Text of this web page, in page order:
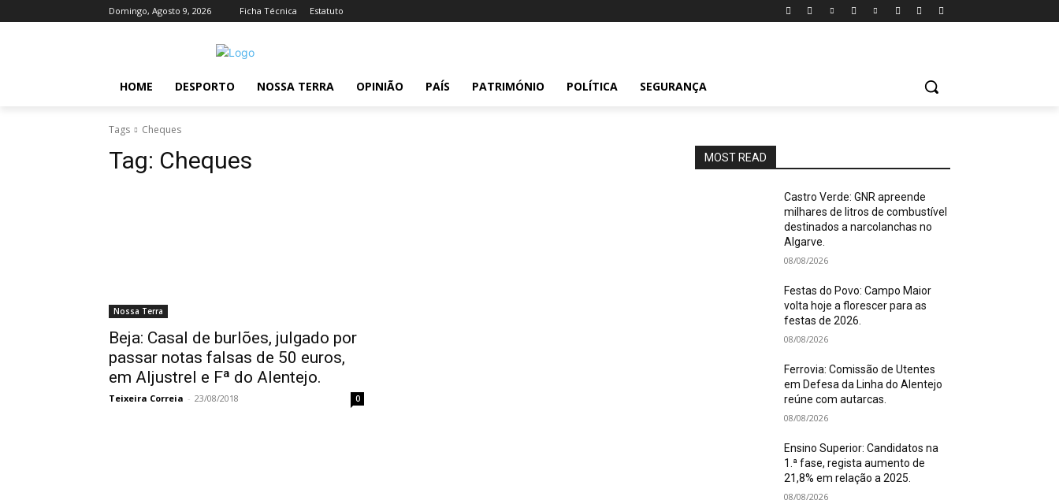
Domingo, Agosto 9, 2026 Ficha Técnica Estatuto
HOME DESPORTO NOSSA TERRA OPINIÃO PAÍS PATRIMÓNIO POLÍTICA SEGURANÇA
Tags Cheques
Tag: Cheques
Nossa Terra
Beja: Casal de burlões, julgado por
passar notas falsas de 50 euros,
em Aljustrel e Fª do Alentejo.
Teixeira Correia - 23/08/2018 0
MOST READ
Castro Verde: GNR apreende
milhares de litros de combustível
destinados a narcolanchas no
Algarve.
08/08/2026
Festas do Povo: Campo Maior
volta hoje a florescer para as
festas de 2026.
08/08/2026
Ferrovia: Comissão de Utentes
em Defesa da Linha do Alentejo
reúne com autarcas.
08/08/2026
Ensino Superior: Candidatos na
1.ª fase, regista aumento de
21,8% em relação a 2025.
08/08/2026